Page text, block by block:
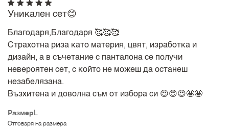
Размер L
Отговаря на размера
Уникален сет😊
Благодаря,Благодаря 🥰🥰🥰
Страхотна риза като материя, цвят, изработка и
дизайн, а в съчетание с панталона се получи
невероятен сет, с който не можеш да останеш
незабелязана.
Възхитена и доволна съм от избора си 😍😍😍🤩🤩